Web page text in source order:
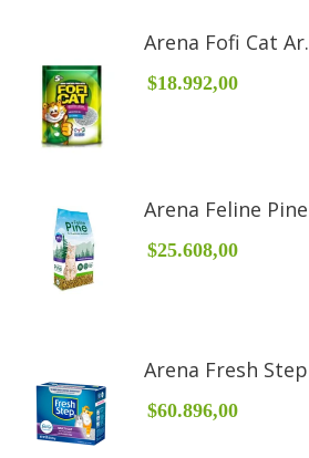
Arena Fofi Cat
$18.992,00
Arena Feline Pine
$25.608,00
Arena Fresh Step
$60.896,00